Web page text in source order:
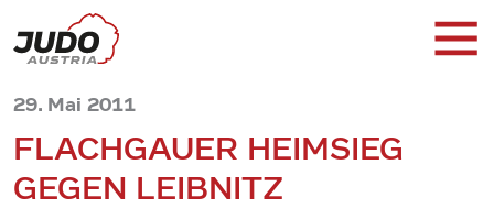
29. Mai 2011
FLACHGAUER HEIMSIEG
GEGEN LEIBNITZ